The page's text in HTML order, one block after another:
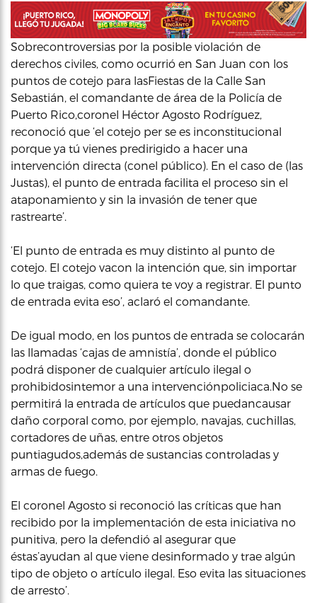
Sobrecontroversias por la posible violación de
derechos civiles, como ocurrió en San Juan con los
puntos de cotejo para lasFiestas de la Calle San
Sebastián, el comandante de área de la Policía de
Puerto Rico,coronel Héctor Agosto Rodríguez,
reconoció que ‘el cotejo per se es inconstitucional
porque ya tú vienes predirigido a hacer una
intervención directa (conel público). En el caso de (las
Justas), el punto de entrada facilita el proceso sin el
ataponamiento y sin la invasión de tener que
rastrearte’.
‘El punto de entrada es muy distinto al punto de
cotejo. El cotejo vacon la intención que, sin importar
lo que traigas, como quiera te voy a registrar. El punto
de entrada evita eso’, aclaró el comandante.
De igual modo, en los puntos de entrada se colocarán
las llamadas ‘cajas de amnistía’, donde el público
podrá disponer de cualquier artículo ilegal o
prohibidosintemor a una intervenciónpoliciaca.No se
permitirá la entrada de artículos que puedancausar
daño corporal como, por ejemplo, navajas, cuchillas,
cortadores de uñas, entre otros objetos
puntiagudos,además de sustancias controladas y
armas de fuego.
El coronel Agosto si reconoció las críticas que han
recibido por la implementación de esta iniciativa no
punitiva, pero la defendió al asegurar que
éstas’ayudan al que viene desinformado y trae algún
tipo de objeto o artículo ilegal. Eso evita las situaciones
de arresto’.